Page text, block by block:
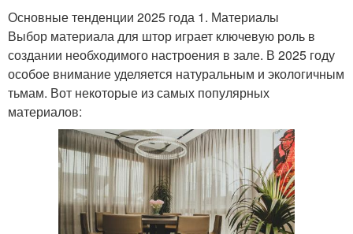
Основные тенденции 2025 года 1. Материалы
Выбор материала для штор играет ключевую роль в
создании необходимого настроения в зале. В 2025 году
особое внимание уделяется натуральным и экологичным
тьмам. Вот некоторые из самых популярных
материалов: